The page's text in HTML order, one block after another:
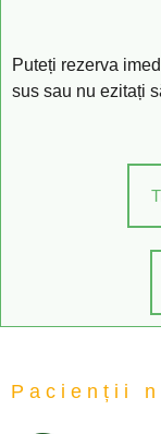
Puteți rezerva
sus sau nu ezitați
Pacienții